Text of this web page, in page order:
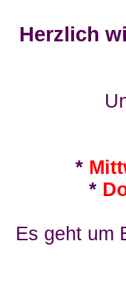
Herzlich
*
*
Es geht um